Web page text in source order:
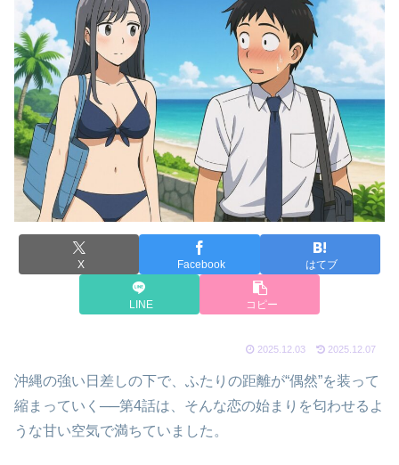
X Facebook はてブ
LINE コピー
2025.12.03 2025.12.07
沖縄の強い日差しの下で、ふたりの距離が“偶然”を装って
縮まっていく──第4話は、そんな恋の始まりを匂わせるよ
うな甘い空気で満ちていました。